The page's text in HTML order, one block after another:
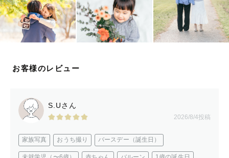
お客様のレビュー
S.Uさん
2026/8/4投稿
家族写真 おうち撮り バースデー（誕生日）